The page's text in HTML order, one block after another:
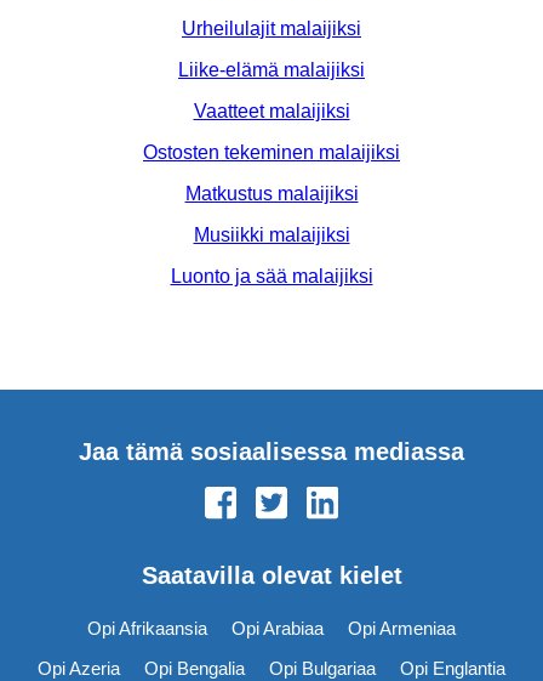
Urheilulajit malaijiksi
Liike-elämä malaijiksi
Vaatteet malaijiksi
Ostosten tekeminen malaijiksi
Matkustus malaijiksi
Musiikki malaijiksi
Luonto ja sää malaijiksi
Jaa tämä sosiaalisessa mediassa
Saatavilla olevat kielet
Opi Afrikaansia Opi Arabiaa
Opi Armeniaa
Opi Azeria
Opi Bengalia Opi Bulgariaa
Opi Englantia